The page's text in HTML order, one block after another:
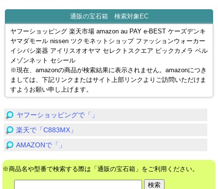
通販の宝石箱 検索対象EC
ヤフーショッピング 楽天市場 amazon au PAY e-BEST ケーズデンキ
ヤマダモール nissen ツクモネットショップ ファッションウォーカー
イシバシ楽器 アイリスオオヤマ セレクトスクエア ビックカメラ ベル
メゾンネット セシール
※現在、amazonの商品が検索結果に表示されません。amazonにつき
ましては、下記リンクまたはサイト上部リンクよりご訪問いただけま
すようお願い申し上げます。
ヤフーショッピングで「」
楽天で「C883MX」
AMAZONで「」
※商品名や型番で検索する際は「通販の宝石箱」をご利用ください。